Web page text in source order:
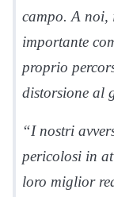
campo. A noi,
importante
proprio
distorsione al
“I nostri
pericolosi in
loro miglior